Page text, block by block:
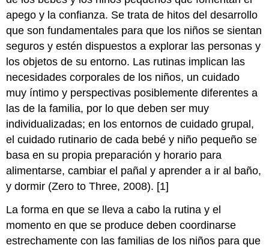
apego y la confianza. Se trata de hitos del desarrollo
que son fundamentales para que los niños se sientan
seguros y estén dispuestos a explorar las personas y
los objetos de su entorno. Las rutinas implican las
necesidades corporales de los niños, un cuidado
muy íntimo y perspectivas posiblemente diferentes a
las de la familia, por lo que deben ser muy
individualizadas; en los entornos de cuidado grupal,
el cuidado rutinario de cada bebé y niño pequeño se
basa en su propia preparación y horario para
alimentarse, cambiar el pañal y aprender a ir al baño,
y dormir (Zero to Three, 2008). [1]
La forma en que se lleva a cabo la rutina y el
momento en que se produce deben coordinarse
estrechamente con las familias de los niños para que